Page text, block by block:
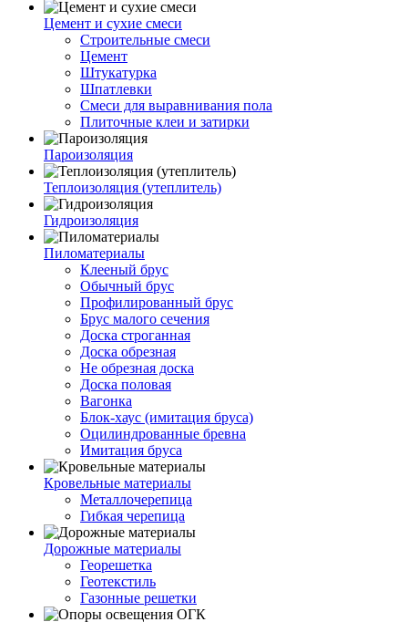
Цемент и сухие смеси
Строительные смеси
Цемент
Штукатурка
Шпатлевки
Смеси для выравнивания пола
Плиточные клеи и затирки
Пароизоляция
Теплоизоляция (утеплитель)
Гидроизоляция
Пиломатериалы
Клееный брус
Обычный брус
Профилированный брус
Брус малого сечения
Доска строганная
Доска обрезная
Не обрезная доска
Доска половая
Вагонка
Блок-хаус (имитация бруса)
Оцилиндрованные бревна
Имитация бруса
Кровельные материалы
Металлочерепица
Гибкая черепица
Дорожные материалы
Георешетка
Геотекстиль
Газонные решетки